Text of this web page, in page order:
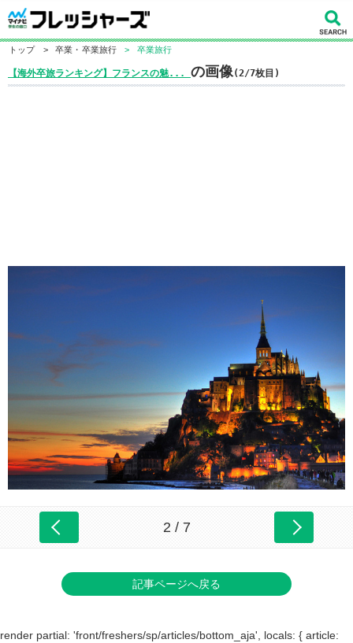
トップ > 卒業・卒業旅行 > 卒業旅行
【海外卒旅ランキング】フランスの魅... の画像(2/7枚目)
2 / 7
記事ページへ戻る
render partial: 'front/freshers/sp/articles/bottom_aja', locals: { article: